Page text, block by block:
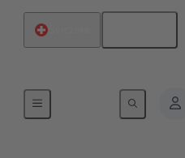
Correnti fino a 16 A